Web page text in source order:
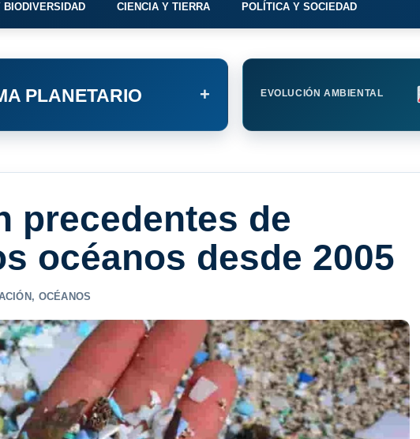
BIODIVERSIDAD CIENCIA Y TIERRA POLÍTICA Y SOCIEDAD
PLANETARIO + EVOLUCIÓN AMBIENTAL
precedentes de
océanos desde 2005
, OCÉANOS